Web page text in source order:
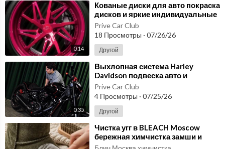
0:14
⁣Кованые диски для авто покраска
дисков и яркие индивидуальные
решения PRIVE Car Club
Prive Car Club
18 Просмотры · 07/26/26
Другой
0:35
⁣Выхлопная система Harley
Davidson подвеска авто и
ламинация карбоном в студии
PRIVE
Prive Car Club
4 Просмотры · 07/25/26
Другой
⁣Чистка угг в BLEACH Moscow
бережная химчистка замши и
мягких материалов